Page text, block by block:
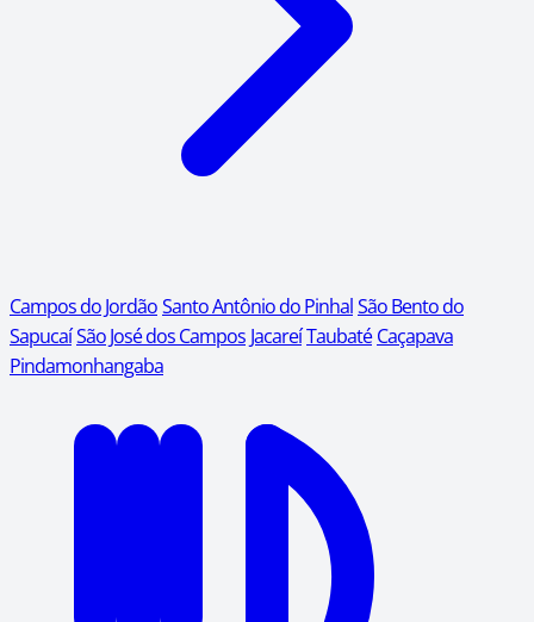
Campos do JordãoSanto Antônio do PinhalSão Bento do
SapucaíSão José dos Campos JacareíTaubaté Caçapava
Pindamonhangaba